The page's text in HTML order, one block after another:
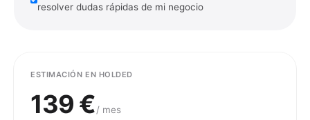
resolver dudas rápidas de mi negocio
ESTIMACIÓN EN HOLDED
139 €/ mes